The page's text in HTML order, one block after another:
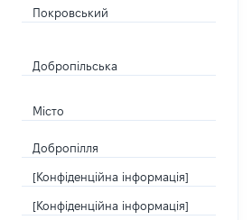
Покровський
Добропільська
Місто
Добропілля
[Конфіденційна інформація]
[Конфіденційна інформація]